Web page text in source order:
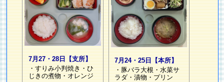
7月27・28日【支所】
・すりみ小判焼き・ひ
じきの煮物・オレンジ
7月24・25日【本所】
・豚バラ大根・水菜サ
ラダ・漬物・プリン